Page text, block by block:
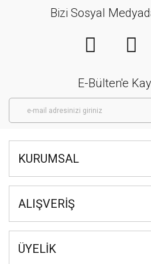
Bizi Sosyal
E-Bülten'e
KURUMSAL
ALIŞVERİŞ
ÜYELİK